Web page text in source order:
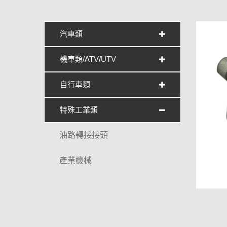
汽車類
機車類/ATV/UTV
自行車類
特殊工業類
油路轉接接頭
產業機械